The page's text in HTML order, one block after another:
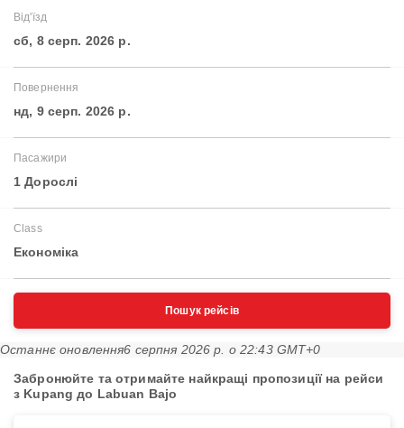
Від'їзд
сб, 8 серп. 2026 р.
Повернення
нд, 9 серп. 2026 р.
Пасажири
1 Дорослі
Class
Економіка
Пошук рейсів
Останнє оновлення6 серпня 2026 р. о 22:43 GMT+0
Забронюйте та отримайте найкращі пропозиції на рейси
з Kupang до Labuan Bajo